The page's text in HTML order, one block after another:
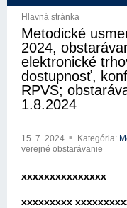
Hlavná stránka
Metodické
2024,
elektronické
dostupnosť,
RPVS;
1.8.2024
15. 7. 2024 Kategória:
verejné obstarávanie
xxxxxxxxxxxxxxx
xxxxxxxxx